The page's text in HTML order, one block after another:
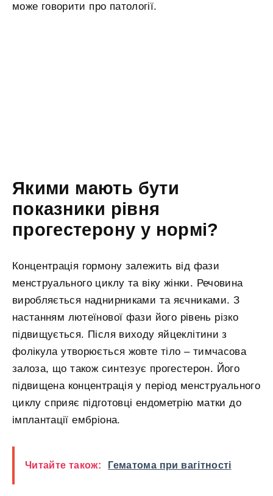
може говорити про патології.
Якими мають бути
показники рівня
прогестерону у нормі?
Концентрація гормону залежить від фази
менструального циклу та віку жінки. Речовина
виробляється наднирниками та яєчниками. З
настанням лютеїнової фази його рівень різко
підвищується. Після виходу яйцеклітини з
фолікула утворюється жовте тіло – тимчасова
залоза, що також синтезує прогестерон. Його
підвищена концентрація у період менструального
циклу сприяє підготовці ендометрію матки до
імплантації ембріона.
Читайте також: Гематома при вагітності